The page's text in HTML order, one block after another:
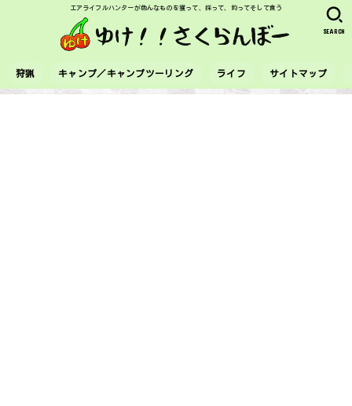
エアライフルハンターが色んなものを獲って、採って、釣ってそして食う
狩猟 キャンプ／キャンプツーリング ライフ サイトマップ
SEARCH